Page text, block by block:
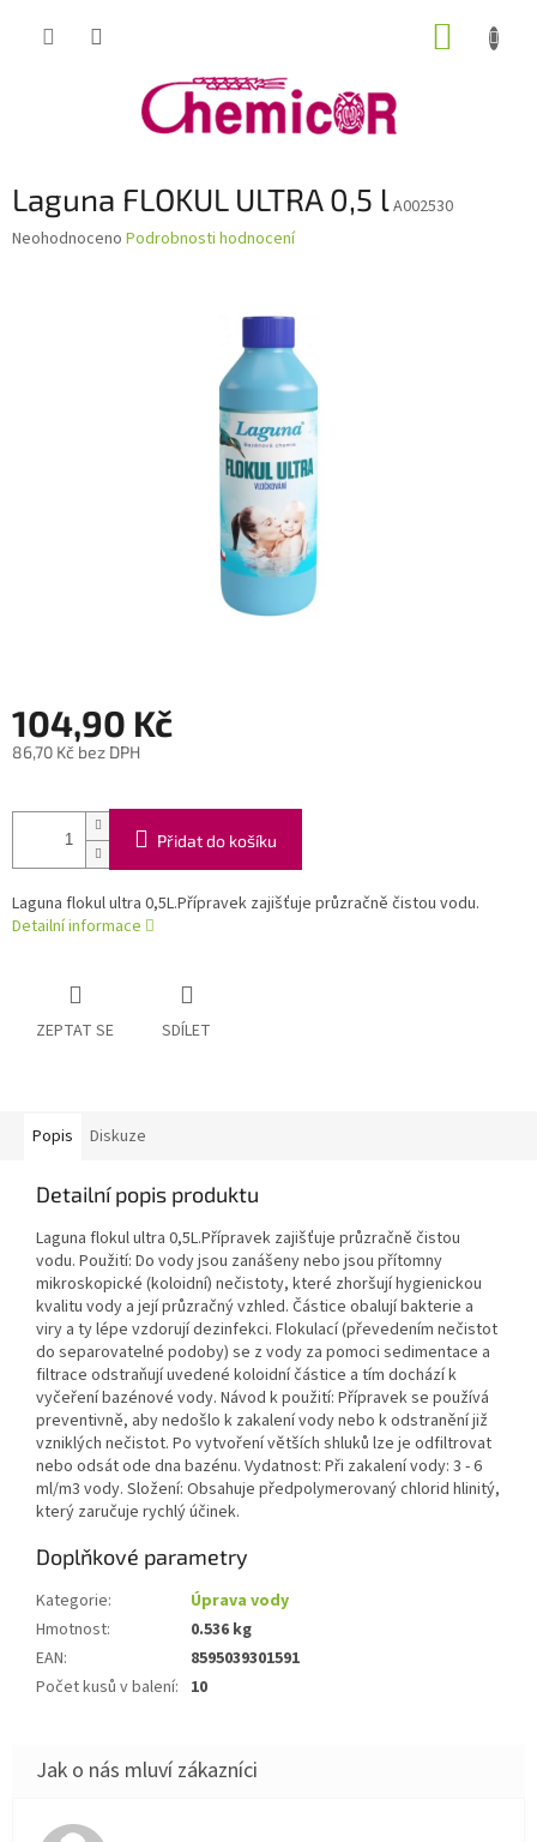
Laguna FLOKUL ULTRA 0,5 lA002530
Průměrné
Neohodnoceno Podrobnosti hodnocení
104,90 Kč
86,70 Kč bez DPH
cena:
Přidat do košíku
Laguna flokul ultra 0,5L.Přípravek zajišťuje průzračně čistou vodu.
Detailní informace
ZEPTAT SE SDÍLET
Popis Diskuze
Detailní popis produktu
Laguna flokul ultra 0,5L.Přípravek zajišťuje průzračně čistou
vodu. Použití: Do vody jsou zanášeny nebo jsou přítomny
mikroskopické (koloidní) nečistoty, které zhoršují hygienickou
kvalitu vody a její průzračný vzhled. Částice obalují bakterie a
viry a ty lépe vzdorují dezinfekci. Flokulací (převedením nečistot
do separovatelné podoby) se z vody za pomoci sedimentace a
filtrace odstraňují uvedené koloidní částice a tím dochází k
vyčeření bazénové vody. Návod k použití: Přípravek se používá
preventivně, aby nedošlo k zakalení vody nebo k odstranění již
vzniklých nečistot. Po vytvoření větších shluků lze je odfiltrovat
nebo odsát ode dna bazénu. Vydatnost: Při zakalení vody: 3 - 6
ml/m3 vody. Složení: Obsahuje předpolymerovaný chlorid hlinitý,
který zaručuje rychlý účinek.
Doplňkové parametry
Kategorie:
Úprava vody
Hmotnost:
0.536 kg
EAN:
8595039301591
Počet kusů v balení: 10